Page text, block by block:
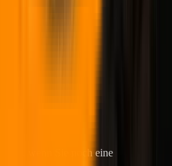
und das Budget
2.0
, wenn Sie noch eine